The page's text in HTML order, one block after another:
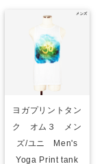
ヨガプリントタン
ク オム３ メン
ズ/ユニ Men's
Yoga Print tank